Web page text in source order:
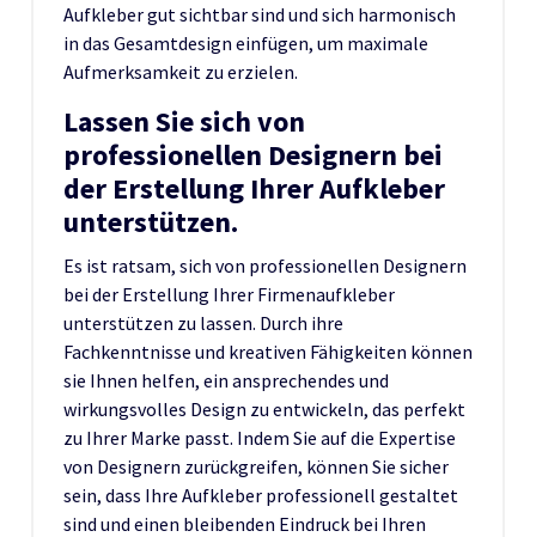
Aufkleber gut sichtbar sind und sich harmonisch
in das Gesamtdesign einfügen, um maximale
Aufmerksamkeit zu erzielen.
Lassen Sie sich von
professionellen Designern bei
der Erstellung Ihrer Aufkleber
unterstützen.
Es ist ratsam, sich von professionellen Designern
bei der Erstellung Ihrer Firmenaufkleber
unterstützen zu lassen. Durch ihre
Fachkenntnisse und kreativen Fähigkeiten können
sie Ihnen helfen, ein ansprechendes und
wirkungsvolles Design zu entwickeln, das perfekt
zu Ihrer Marke passt. Indem Sie auf die Expertise
von Designern zurückgreifen, können Sie sicher
sein, dass Ihre Aufkleber professionell gestaltet
sind und einen bleibenden Eindruck bei Ihren